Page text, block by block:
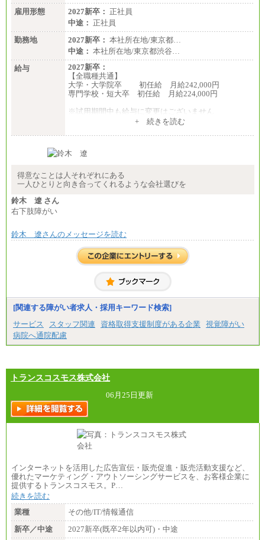
雇用形態
2027新卒： 正社員
中途： 正社員
勤務地
2027新卒： 本社所在地/東京都…
中途： 本社所在地/東京都渋谷…
給与
2027新卒：
【全職種共通】
大学・大学院卒 初任給 月給242,000円
専門学校・短大卒 初任給 月給224,000円
※試用期間中も給与に変更はございません
大学・大学院卒 初任給 月給242,000円
最終学歴に応じ、上記新卒給与（高卒の場合は、月
して算定した調整手当を加算した額
※試用期間中も給与に変更はございません
+ 続きを読む
得意なことは人それぞれにある
一人ひとりと向き合ってくれるような会社選びを
鈴木 遼 さん
右下肢障がい
鈴木 遼さんのメッセージを読む
[関連する障がい者求人・採用キーワード検索]
サービス
スタッフ関連 資格取得支援制度がある企業
視覚障がい
病院へ通院配慮
トランスコスモス株式会社
06月25日更新
インターネットを活用した広告宣伝・販売促進・販売活動支援など、
優れたマーケティング・アウトソーシングサービスを、お客様企業に
提供するトランスコスモス。P…
続きを読む
業種
その他/IT/情報通信
新卒／中途
2027新卒(既卒2年以内可)・中途